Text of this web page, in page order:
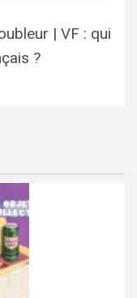
| VF : qui
?